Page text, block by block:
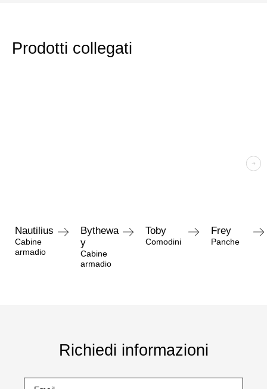
Prodotti collegati
Nautilius
Cabine
armadio
Bythewa
y
Cabine
armadio
Toby
Comodini
Frey
Panche
Richiedi informazioni